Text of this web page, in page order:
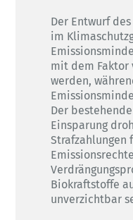
Der Entwurf
im
mit dem
werden,
Der
Einsparung
Strafzahlungen
Biokraftstoffe
unverzichtbar